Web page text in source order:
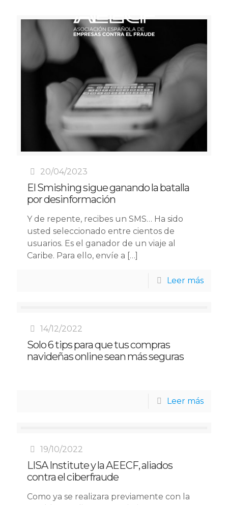
20/04/2023
El Smishing sigue ganando la batalla
por desinformación
Y de repente, recibes un SMS… Ha sido
usted seleccionado entre cientos de
usuarios. Es el ganador de un viaje al
Caribe. Para ello, envíe a […]
Leer más
14/12/2022
Solo 6 tips para que tus compras
navideñas online sean más seguras
Leer más
19/10/2022
LISA Institute y la AEECF, aliados
contra el ciberfraude
Como ya se realizara previamente con la